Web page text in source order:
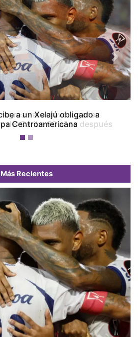
a un Xelajú obligado a
Centroamericana
Next
Más Recientes